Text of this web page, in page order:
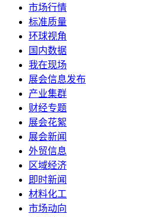
市场行情
标准质量
环球视角
国内数据
我在现场
展会信息发布
产业集群
财经专题
展会花絮
展会新闻
外贸信息
区域经济
即时新闻
材料化工
市场动向